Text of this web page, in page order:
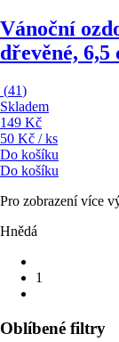
Vánoční
dřevěné, 6,5
(41)
Skladem
149 Kč
50 Kč / ks
Do košíku
Do košíku
Pro zobrazení více
Hnědá
1
Oblíbené filtry